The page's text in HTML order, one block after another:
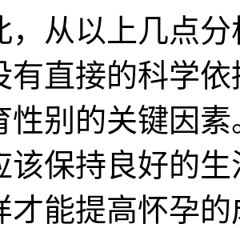
以上几点分
有直接的科学
性别的关键因
该保持良好的
才能提高怀孕